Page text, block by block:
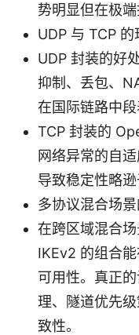
势明显但在极端
UDP 与 TCP 的
UDP 封装的好
抑制、丢包、
在国际链路中段
TCP 封装的
网络异常的自
导致稳定性略逊
多协议混合场
在跨区域混合
IKEv2 的组合
可用性。真正
理、隧道优先
致性。